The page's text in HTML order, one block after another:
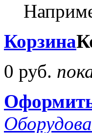
Корзина
0 руб.